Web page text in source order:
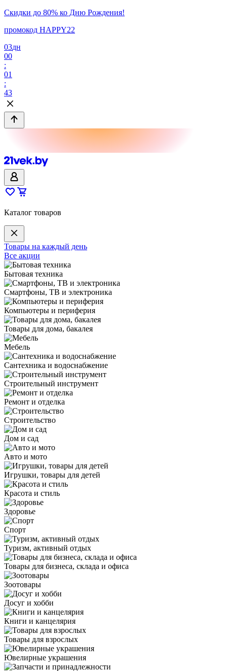
Скидки до 80% ко Дню Рождения!
промокод HAPPY22
03дн
00
:
01
:
43
Каталог товаров
Товары на каждый день
Все акции
Бытовая техника
Смартфоны, ТВ и электроника
Компьютеры и периферия
Товары для дома, бакалея
Мебель
Сантехника и водоснабжение
Строительный инструмент
Ремонт и отделка
Строительство
Дом и сад
Авто и мото
Игрушки, товары для детей
Красота и стиль
Здоровье
Спорт
Туризм, активный отдых
Товары для бизнеса, склада и офиса
Зоотовары
Досуг и хобби
Книги и канцелярия
Товары для взрослых
Ювелирные украшения